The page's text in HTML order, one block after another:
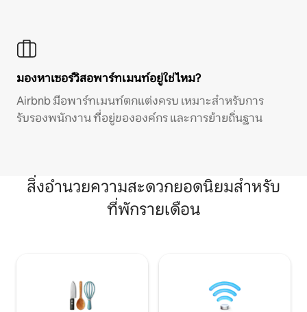
มองหาเซอร์วิสอพาร์ทเมนท์อยู่ใช่ไหม?
Airbnb มีอพาร์ทเมนท์ตกแต่งครบ เหมาะสำหรับการ
รับรองพนักงาน ที่อยู่ขององค์กร และการย้ายถิ่นฐาน
สิ่งอำนวยความสะดวกยอดนิยมสำหรับ
ที่พักรายเดือน